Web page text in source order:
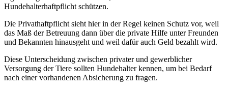
Hundehalterhaftpflicht schützen.
Die Privathaftpflicht sieht hier in der Regel keinen Schutz vor, weil
das Maß der Betreuung dann über die private Hilfe unter Freunden
und Bekannten hinausgeht und weil dafür auch Geld bezahlt wird.
Diese Unterscheidung zwischen privater und gewerblicher
Versorgung der Tiere sollten Hundehalter kennen, um bei Bedarf
nach einer vorhandenen Absicherung zu fragen.